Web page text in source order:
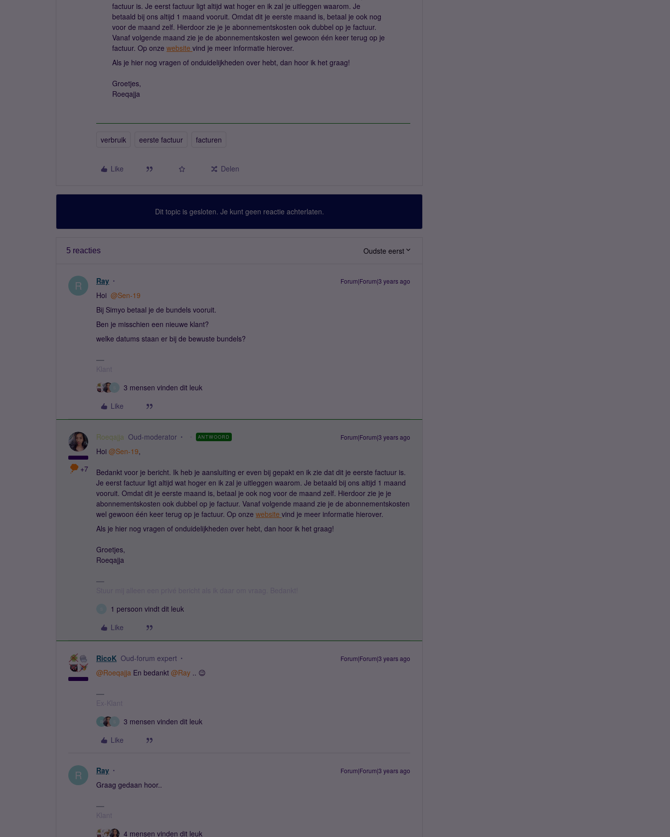
factuur is. Je eerst factuur ligt altijd wat hoger en ik zal je uitleggen waarom. Je
betaald bij ons altijd 1 maand vooruit. Omdat dit je eerste maand is, betaal je ook nog
voor de maand zelf. Hierdoor zie je je abonnementskosten ook dubbel op je factuur.
Vanaf volgende maand zie je de abonnementskosten wel gewoon één keer terug op je
factuur. Op onze website vind je meer informatie hierover.
Als je hier nog vragen of onduidelijkheden over hebt, dan hoor ik het graag!
Groetjes,
Roeqajja
verbruik eerste factuur facturen
Like Delen
Dit topic is gesloten. Je kunt geen reactie achterlaten.
5 reacties Oudste eerst
R Ray Forum|Forum|3 years ago
Hoi @Sen-19
Bij Simyo betaal je de bundels vooruit.
Ben je misschien een nieuwe klant?
welke datums staan er bij de bewuste bundels?
Klant
3 mensen vinden dit leuk
Like
+7
Roeqajja Oud-moderator ANTWOORD Forum|Forum|3 years ago
Hoi @Sen-19,
Bedankt voor je bericht. Ik heb je aansluiting er even bij gepakt en ik zie dat dit je eerste factuur is.
Je eerst factuur ligt altijd wat hoger en ik zal je uitleggen waarom. Je betaald bij ons altijd 1 maand
vooruit. Omdat dit je eerste maand is, betaal je ook nog voor de maand zelf. Hierdoor zie je je
abonnementskosten ook dubbel op je factuur. Vanaf volgende maand zie je de abonnementskosten
wel gewoon één keer terug op je factuur. Op onze website vind je meer informatie hierover.
Als je hier nog vragen of onduidelijkheden over hebt, dan hoor ik het graag!
Groetjes,
Roeqajja
1 persoon vindt dit leuk
Like
RicoK Oud-forum expert Forum|Forum|3 years ago
@Roeqajja En bedankt @Ray .. 😉
Ex-Klant
R
3 mensen vinden dit leuk
Like
R Ray Forum|Forum|3 years ago
Graag gedaan hoor..
Klant
4 mensen vinden dit leuk